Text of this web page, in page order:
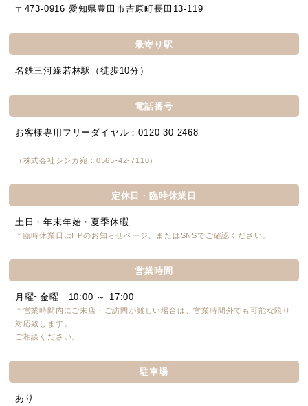
〒473-0916 愛知県豊田市吉原町長田13-119
最寄り駅
名鉄三河線若林駅（徒歩10分）
電話番号
お客様専用フリーダイヤル：0120-30-2468
（株式会社シンカ宛：0565-42-7110）
定休日・臨時休業日
土日・年末年始・夏季休暇
＊臨時休業日はHPのお知らせページ、またはSNSでご確認ください。
営業時間
月曜~金曜 10:00 ～ 17:00
＊営業時間内にご来店・ご訪問が難しい場合は、営業時間外でも可能な限り
対応致します。
ご相談ください。
駐車場
あり